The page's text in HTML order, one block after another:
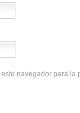
navegador para la